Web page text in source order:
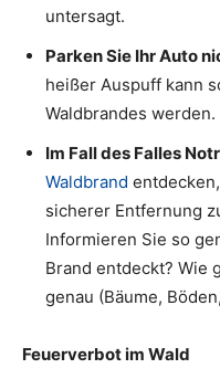
untersagt.
Parken Sie Ihr Auto
heißer Auspuff kann
Waldbrandes werden.
Im Fall des Falles
Waldbrand
sicherer Entfernung
Informieren Sie so
Brand entdeckt? Wie
genau (Bäume,
Feuerverbot im Wald